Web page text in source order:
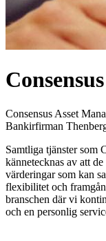
Consensus Asset
Bankirfirman
Samtliga tjänster som
kännetecknas av att
värderingar som kan
flexibilitet och
branschen där vi
och en personlig